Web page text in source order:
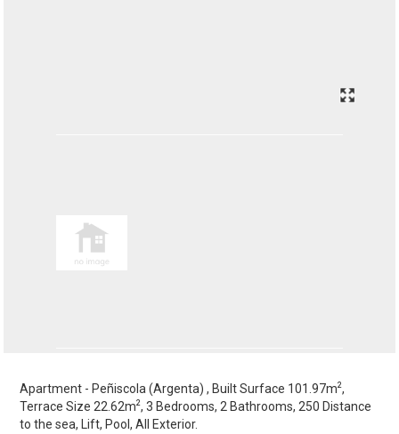
Apartment - Peñiscola (Argenta) , Built Surface 101.97m2,
Terrace Size 22.62m2, 3 Bedrooms, 2 Bathrooms, 250 Distance
to the sea, Lift, Pool, All Exterior.